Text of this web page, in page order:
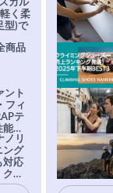
カル
く柔
型)で
商品
ント
フィ
テ
を
ドに
ノリ
ング
対応
ラ
。